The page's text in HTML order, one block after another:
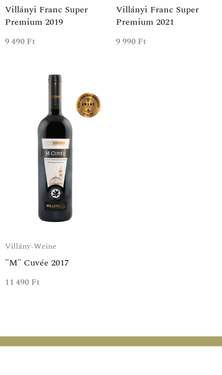
Villányi Franc Super
Premium 2019
9 490 Ft
Villányi Franc Super
Premium 2021
9 990 Ft
Villány-Weine
"M" Cuvée 2017
11 490 Ft